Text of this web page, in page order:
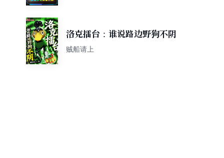
洛克擂台：谁说路边野狗不阴
贼船请上